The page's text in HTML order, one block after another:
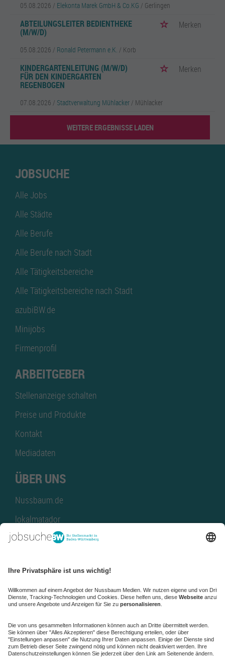
05.08.2026 / Elekonta Marek GmbH & Co.KG / Gerlingen
ABTEILUNGSLEITER BEDIENTHEKE
(M/W/D)
Merken
05.08.2026 / Ronald Petermann e.K. / Korb
KINDERGARTENLEITUNG (M/W/D)
FÜR DEN KINDERGARTEN
REGENBOGEN
Merken
07.08.2026 / Stadtverwaltung Mühlacker / Mühlacker
WEITERE ERGEBNISSE LADEN
JOBSUCHE
Alle Jobs
Alle Städte
Alle Berufe
Alle Berufe nach Stadt
Alle Tätigkeitsbereiche
Alle Tätigkeitsbereiche nach Stadt
azubiBW.de
Minijobs
Firmenprofil
ARBEITGEBER
Stellenanzeige schalten
Preise und Produkte
Kontakt
Mediadaten
ÜBER UNS
Nussbaum.de
lokalmatador
kaufinBW
NussbaumID
Nussbaum Medien
de.jobble.org